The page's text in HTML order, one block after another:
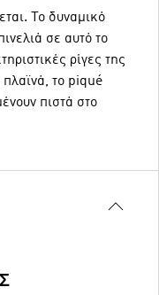
Το δυναμικό
σε αυτό το
ρίγες της
το piqué
πιστά στο